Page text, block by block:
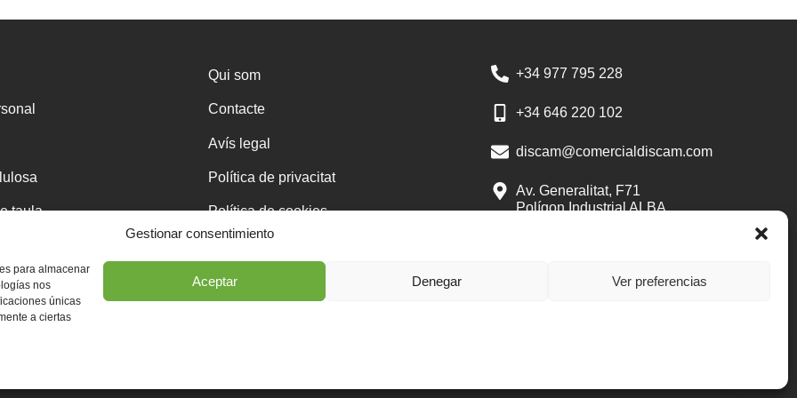
Gestionar consentimiento
para almacenar
nos
únicas
a ciertas
Aceptar Denegar Ver preferencias
taula
Qui som
Contacte
Avís legal
Política de privacitat
Política de cookies
+34 977 795 228
+34 646 220 102
discam@comercialdiscam.com
Av. Generalitat, F71
Polígon Industrial ALBA